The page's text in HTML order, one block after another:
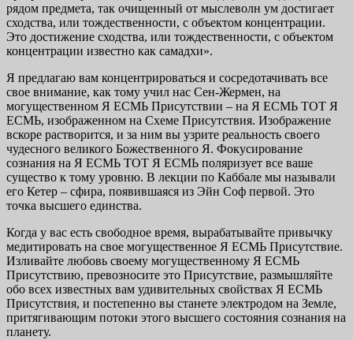
рядом предмета, так очищенный от мыслеволн ум достигает
сходства, или тождественности, с объектом концентрации.
Это достижение сходства, или тождественности, с объектом
концентрации известно как самадхи».
Я предлагаю вам концентрироваться и сосредотачивать все
свое внимание, как тому учил нас Сен-Жермен, на
могущественном Я ЕСМЬ Присутствии – на Я ЕСМЬ ТОТ Я
ЕСМЬ, изображенном на Схеме Присутствия. Изображение
вскоре растворится, и за ним вы узрите реальность своего
чудесного великого Божественного Я. Фокусирование
сознания на Я ЕСМЬ ТОТ Я ЕСМЬ поляризует все ваше
существо к тому уровню. В лекции по Каббале мы называли
его Кетер – сфира, появившаяся из Эйн Соф первой. Это
точка высшего единства.
Когда у вас есть свободное время, вырабатывайте привычку
медитировать на свое могущественное Я ЕСМЬ Присутствие.
Изливайте любовь своему могущественному Я ЕСМЬ
Присутствию, превозносите это Присутствие, размышляйте
обо всех известных вам удивительных свойствах Я ЕСМЬ
Присутствия, и постепенно вы станете электродом на Земле,
притягивающим потоки этого высшего состояния сознания на
планету.